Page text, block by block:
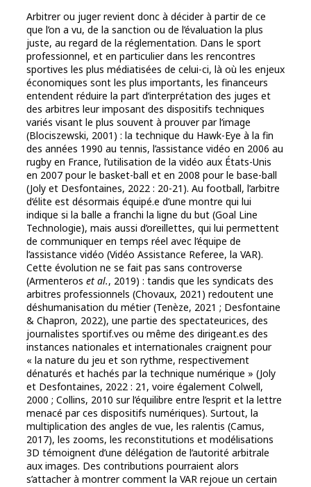
Arbitrer ou juger revient donc à décider à partir de ce
que l’on a vu, de la sanction ou de l’évaluation la plus
juste, au regard de la réglementation. Dans le sport
professionnel, et en particulier dans les rencontres
sportives les plus médiatisées de celui-ci, là où les enjeux
économiques sont les plus importants, les financeurs
entendent réduire la part d’interprétation des juges et
des arbitres leur imposant des dispositifs techniques
variés visant le plus souvent à prouver par l’image
(Blociszewski, 2001) : la technique du Hawk-Eye à la fin
des années 1990 au tennis, l’assistance vidéo en 2006 au
rugby en France, l’utilisation de la vidéo aux États-Unis
en 2007 pour le basket-ball et en 2008 pour le base-ball
(Joly et Desfontaines, 2022 : 20-21). Au football, l’arbitre
d’élite est désormais équipé.e d’une montre qui lui
indique si la balle a franchi la ligne du but (Goal Line
Technologie), mais aussi d’oreillettes, qui lui permettent
de communiquer en temps réel avec l’équipe de
l’assistance vidéo (Vidéo Assistance Referee, la VAR).
Cette évolution ne se fait pas sans controverse
(Armenteros et al., 2019) : tandis que les syndicats des
arbitres professionnels (Chovaux, 2021) redoutent une
déshumanisation du métier (Tenèze, 2021 ; Desfontaine
& Chapron, 2022), une partie des spectateur.ices, des
journalistes sportif.ves ou même des dirigeant.es des
instances nationales et internationales craignent pour
« la nature du jeu et son rythme, respectivement
dénaturés et hachés par la technique numérique » (Joly
et Desfontaines, 2022 : 21, voire également Colwell,
2000 ; Collins, 2010 sur l’équilibre entre l’esprit et la lettre
menacé par ces dispositifs numériques). Surtout, la
multiplication des angles de vue, les ralentis (Camus,
2017), les zooms, les reconstitutions et modélisations
3D témoignent d’une délégation de l’autorité arbitrale
aux images. Des contributions pourraient alors
s’attacher à montrer comment la VAR rejoue un certain